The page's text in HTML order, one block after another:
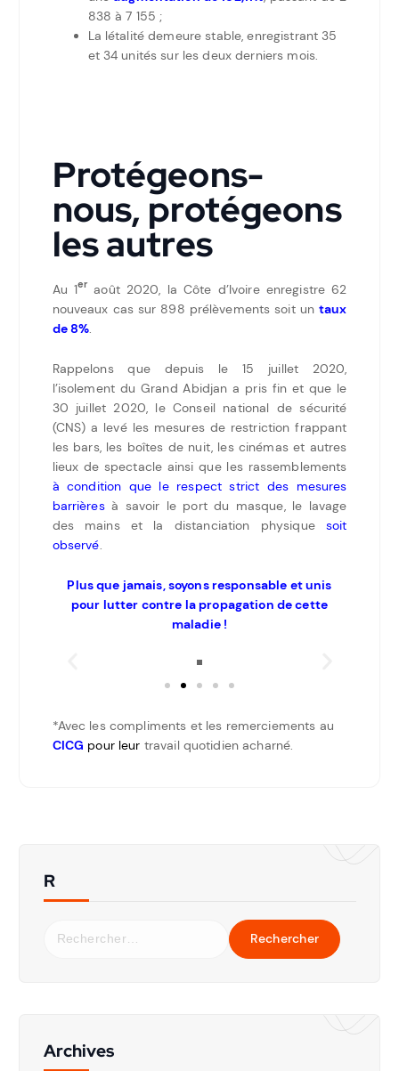
838 à 7 155 ;
La létalité demeure stable, enregistrant 35
et 34 unités sur les deux derniers mois.
Protégeons-
nous, protégeons
les autres
Au 1er août 2020, la Côte d’Ivoire enregistre 62
nouveaux cas sur 898 prélèvements soit un taux
de 8%.
Rappelons que depuis le 15 juillet 2020,
l’isolement du Grand Abidjan a pris fin et que le
30 juillet 2020, le Conseil national de sécurité
(CNS) a levé les mesures de restriction frappant
les bars, les boîtes de nuit, les cinémas et autres
lieux de spectacle ainsi que les rassemblements
à condition que le respect strict des mesures
barrièresà savoir le port du masque, le lavage
des mains et la distanciation physique soit
observé.
Plus que jamais, soyons responsable et unis
pour lutter contre la propagation de cette
maladie !
*Avec les compliments et les remerciements au
CICG pour leur travail quotidien acharné.
R
Archives